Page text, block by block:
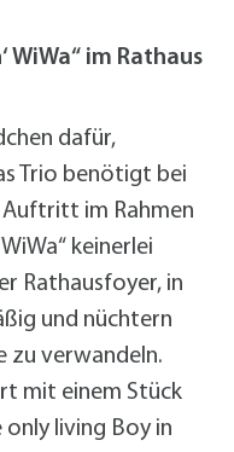
WiWa“ im Rathaus
dafür,
Trio benötigt bei
im Rahmen
keinerlei
Rathausfoyer, in
und nüchtern
zu verwandeln.
mit einem Stück
only living Boy in